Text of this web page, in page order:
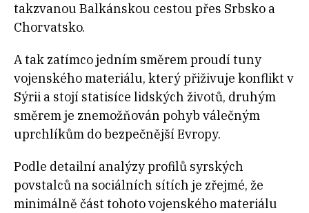
takzvanou Balkánskou cestou přes Srbsko a
Chorvatsko.
A tak zatímco jedním směrem proudí tuny
vojenského materiálu, který přiživuje konflikt v
Sýrii a stojí statisíce lidských životů, druhým
směrem je znemožňován pohyb válečným
uprchlíkům do bezpečnější Evropy.
Podle detailní analýzy profilů syrských
povstalců na sociálních sítích je zřejmé, že
minimálně část tohoto vojenského materiálu